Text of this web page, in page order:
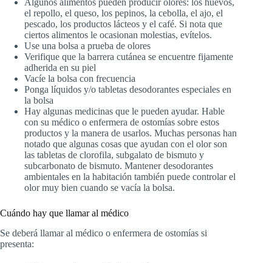
Algunos alimentos pueden producir olores: los huevos,
el repollo, el queso, los pepinos, la cebolla, el ajo, el
pescado, los productos lácteos y el café. Si nota que
ciertos alimentos le ocasionan molestias, evítelos.
Use una bolsa a prueba de olores
Verifique que la barrera cutánea se encuentre fijamente
adherida en su piel
Vacíe la bolsa con frecuencia
Ponga líquidos y/o tabletas desodorantes especiales en
la bolsa
Hay algunas medicinas que le pueden ayudar. Hable
con su médico o enfermera de ostomías sobre estos
productos y la manera de usarlos. Muchas personas han
notado que algunas cosas que ayudan con el olor son
las tabletas de clorofila, subgalato de bismuto y
subcarbonato de bismuto. Mantener desodorantes
ambientales en la habitación también puede controlar el
olor muy bien cuando se vacía la bolsa.
Cuándo hay que llamar al médico
Se deberá llamar al médico o enfermera de ostomías si
presenta: